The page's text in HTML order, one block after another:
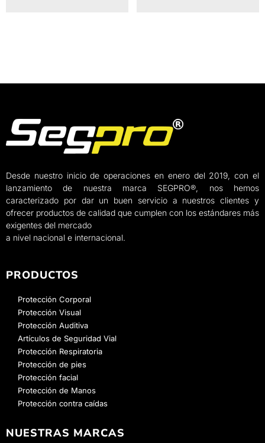
Desde nuestro inicio de operaciones en enero del 2019, con el
lanzamiento de nuestra marca SEGPRO®, nos hemos
caracterizado por dar un buen servicio a nuestros clientes y
ofrecer productos de calidad que cumplen con los estándares más
exigentes del mercado
a nivel nacional e internacional.
PRODUCTOS
Protección Corporal
Protección Visual
Protección Auditiva
Artículos de Seguridad Vial
Protección Respiratoria
Protección de pies
Protección facial
Protección de Manos
Protección contra caídas
NUESTRAS MARCAS